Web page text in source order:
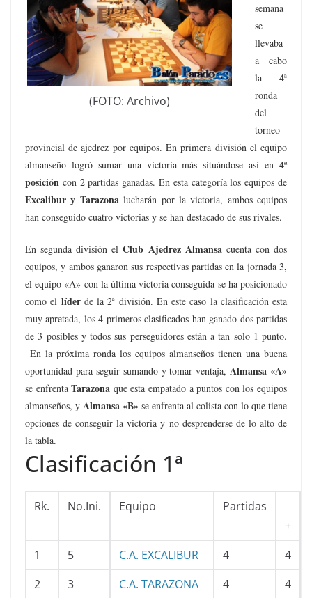
(FOTO: Archivo)
semana
se
llevaba
a cabo
la 4ª
ronda
del
torneo
provincial de ajedrez por equipos. En primera división el equipo
almanseño logró sumar una victoria más situándose así en 4ª
posición con 2 partidas ganadas. En esta categoría los equipos de
Excalibur y Tarazonalucharán por la victoria, ambos equipos
han conseguido cuatro victorias y se han destacado de sus rivales.
En segunda división elClub Ajedrez Almansacuenta con dos
equipos, y ambos ganaron sus respectivas partidas en la jornada 3,
el equipo «A» con la última victoria conseguida se ha posicionado
como el líderde la 2ª división. En este caso la clasificación esta
muy apretada, los 4 primeros clasificados han ganado dos partidas
de 3 posibles y todos sus perseguidores están a tan solo 1 punto.
En la próxima ronda los equipos almanseños tienen una buena
oportunidad para seguir sumando y tomar ventaja,Almansa «A»
se enfrentaTarazona que esta empatado a puntos con los equipos
almanseños, y Almansa «B» se enfrenta al colista con lo que tiene
opciones de conseguir la victoria y no desprenderse de lo alto de
la tabla.
Clasificación 1ª
Rk. No.Ini. Equipo
Partidas
+
1
5 C.A. EXCALIBUR 4 4
2
3 C.A. TARAZONA 4 4